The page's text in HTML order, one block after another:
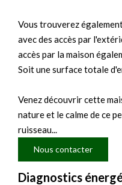
Vous trouverez
avec des accès par
accès par la maison
Soit une surface totale
Venez découvrir cette
nature et le calme de ce
ruisseau...
Nous contacter
Diagnostics